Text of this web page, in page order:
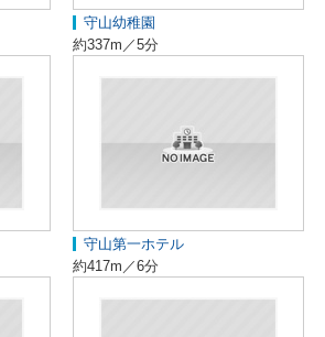
守山幼稚園
約337m／5分
守山第一ホテル
約417m／6分